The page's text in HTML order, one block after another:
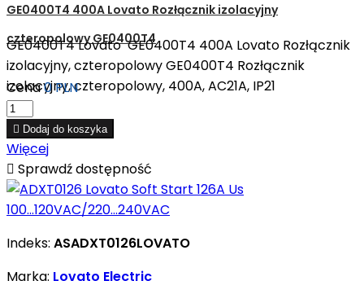
GE0400T4 400A Lovato Rozłącznik izolacyjny
czteropolowy GE0400T4
GE0400T4 Lovato GE0400T4 400A Lovato Rozłącznik
izolacyjny, czteropolowy GE0400T4 Rozłącznik
izolacyjny, czteropolowy, 400A, AC21A, IP21
Cena0 PLN
 Dodaj do koszyka
Więcej
 Sprawdź dostępność
Indeks: ASADXT0126LOVATO
Marka: Lovato Electric